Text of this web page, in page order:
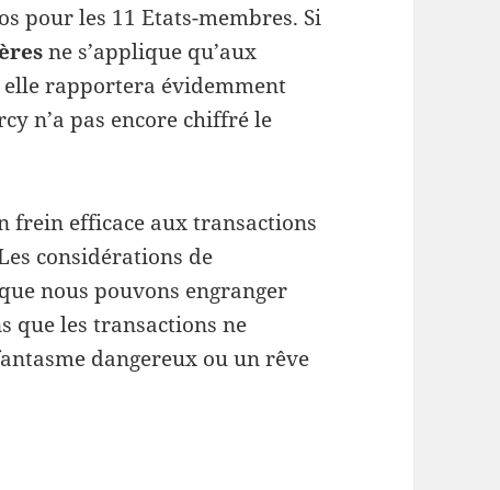
pour les 11 Etats-membres. Si
ne s’applique qu’aux
elle rapportera évidemment
n’a pas encore chiffré le
frein efficace aux transactions
considérations de
nous pouvons engranger
que les transactions ne
dangereux ou un rêve